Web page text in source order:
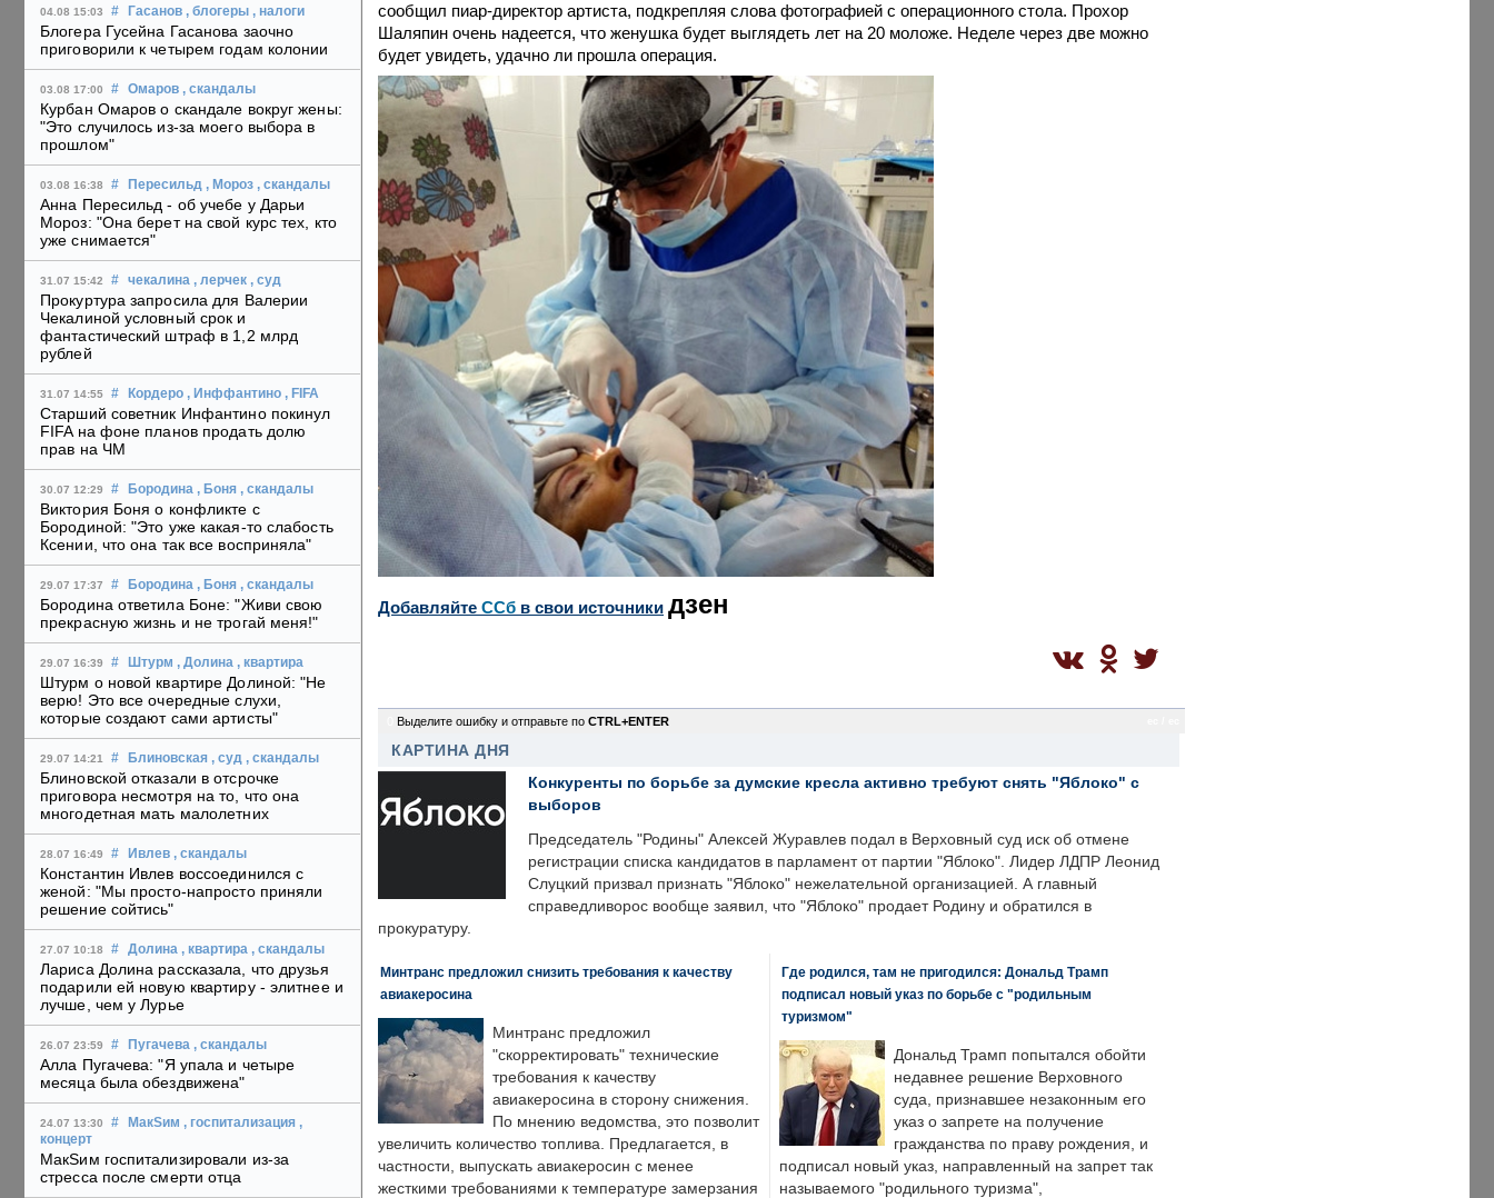
04.08 15:03 # Гасанов , блогеры , налоги
Блогера Гусейна Гасанова заочно
приговорили к четырем годам колонии
03.08 17:00 # Омаров , скандалы
Курбан Омаров о скандале вокруг жены:
"Это случилось из-за моего выбора в
прошлом"
03.08 16:38 # Пересильд , Мороз , скандалы
Анна Пересильд - об учебе у Дарьи
Мороз: "Она берет на свой курс тех, кто
уже снимается"
31.07 15:42 # чекалина , лерчек , суд
Прокуртура запросила для Валерии
Чекалиной условный срок и
фантастический штраф в 1,2 млрд
рублей
31.07 14:55 # Кордеро , Инффантино , FIFA
Старший советник Инфантино покинул
FIFA на фоне планов продать долю
прав на ЧМ
30.07 12:29 # Бородина , Боня , скандалы
Виктория Боня о конфликте с
Бородиной: "Это уже какая-то слабость
Ксении, что она так все восприняла"
29.07 17:37 # Бородина , Боня , скандалы
Бородина ответила Боне: "Живи свою
прекрасную жизнь и не трогай меня!"
29.07 16:39 # Штурм , Долина , квартира
Штурм о новой квартире Долиной: "Не
верю! Это все очередные слухи,
которые создают сами артисты"
29.07 14:21 # Блиновская , суд , скандалы
Блиновской отказали в отсрочке
приговора несмотря на то, что она
многодетная мать малолетних
28.07 16:49 # Ивлев , скандалы
Константин Ивлев воссоединился с
женой: "Мы просто-напросто приняли
решение сойтись"
27.07 10:18 # Долина , квартира , скандалы
Лариса Долина рассказала, что друзья
подарили ей новую квартиру - элитнее и
лучше, чем у Лурье
26.07 23:59 # Пугачева , скандалы
Алла Пугачева: "Я упала и четыре
месяца была обездвижена"
24.07 13:30 # МакSим , госпитализация ,
концерт
МакSим госпитализировали из-за
стресса после смерти отца
сообщил пиар-директор артиста, подкрепляя слова фотографией с операционного стола. Прохор
Шаляпин очень надеется, что женушка будет выглядеть лет на 20 моложе. Неделе через две можно
будет увидеть, удачно ли прошла операция.
Добавляйте CСб в свои источники дзен
Выделите ошибку и отправьте по CTRL+ENTER
КАРТИНА ДНЯ
Конкуренты по борьбе за думские кресла активно требуют снять "Яблоко" с
выборов
Председатель "Родины" Алексей Журавлев подал в Верховный суд иск об отмене
регистрации списка кандидатов в парламент от партии "Яблоко". Лидер ЛДПР Леонид
Слуцкий призвал признать "Яблоко" нежелательной организацией. А главный
справедливорос вообще заявил, что "Яблоко" продает Родину и обратился в
прокуратуру.
Минтранс предложил снизить требования к качеству
авиакеросина
Минтранс предложил
"скорректировать" технические
требования к качеству
авиакеросина в сторону снижения.
По мнению ведомства, это позволит
увеличить количество топлива. Предлагается, в
частности, выпускать авиакеросин с менее
жесткими требованиями к температуре замерзания
Где родился, там не пригодился: Дональд Трамп
подписал новый указ по борьбе с "родильным
туризмом"
Дональд Трамп попытался обойти
недавнее решение Верховного
суда, признавшее незаконным его
указ о запрете на получение
гражданства по праву рождения, и
подписал новый указ, направленный на запрет так
называемого "родильного туризма",